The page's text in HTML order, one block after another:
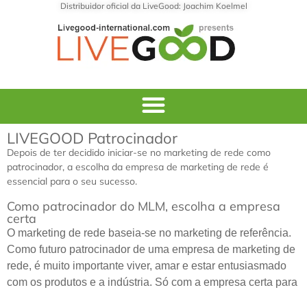
Distribuidor oficial da LiveGood: Joachim Koelmel
LIVEGOOD Patrocinador
Depois de ter decidido iniciar-se no marketing de rede como
patrocinador, a escolha da empresa de marketing de rede é
essencial para o seu sucesso.
Como patrocinador do MLM, escolha a empresa
certa
O marketing de rede baseia-se no marketing de referência.
Como futuro patrocinador de uma empresa de marketing de
rede, é muito importante viver, amar e estar entusiasmado
com os produtos e a indústria. Só com a empresa certa para